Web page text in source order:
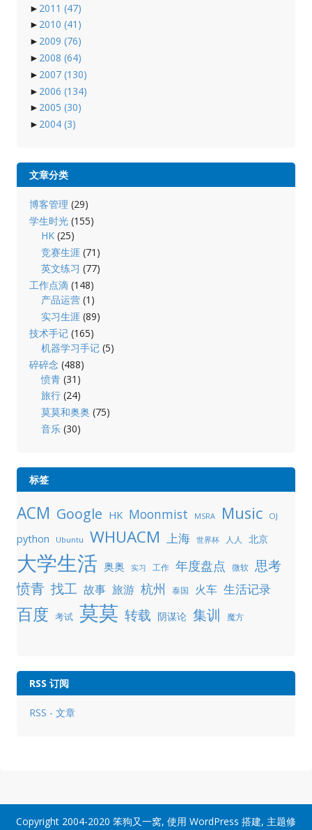
► 2011 (47)
► 2010 (41)
► 2009 (76)
► 2008 (64)
► 2007 (130)
► 2006 (134)
► 2005 (30)
► 2004 (3)
文章分类
博客管理 (29)
学生时光(155)
HK (25)
竞赛生涯 (71)
英文练习 (77)
工作点滴(148)
产品运营 (1)
实习生涯 (89)
技术手记(165)
机器学习手记 (5)
碎碎念 (488)
愤青 (31)
旅行 (24)
莫莫和奥奥 (75)
音乐 (30)
标签
ACM Google HK Moonmist MSRA Music OJ
python Ubuntu WHUACM 上海 世界杯 人人 北京
大学生活 奥奥 实习 工作 年度盘点 微软 思考
愤青 找工 故事 旅游 杭州 泰国 火车 生活记录
百度 考试 莫莫 转载 阴谋论 集训 魔方
RSS 订阅
RSS - 文章
Copyright 2004-2020 笨狗又一窝, 使用 WordPress 搭建, 主题修